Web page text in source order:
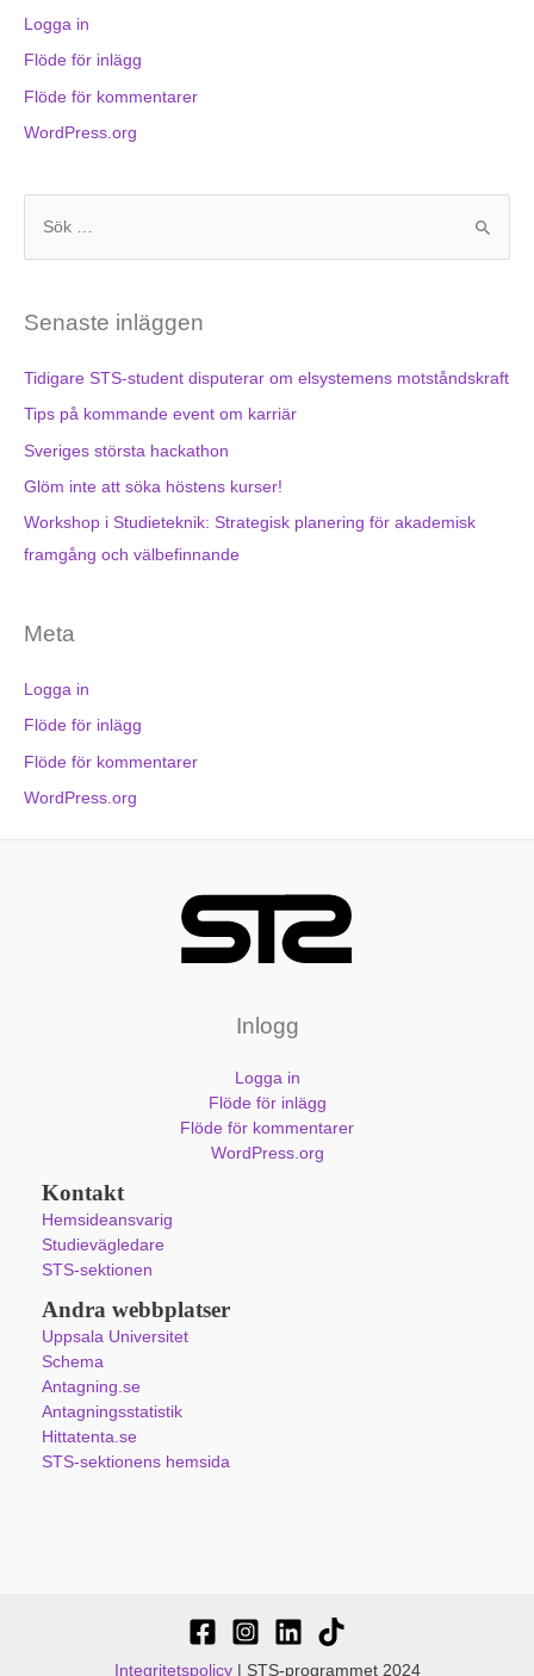
Logga in
Flöde för inlägg
Flöde för kommentarer
WordPress.org
ö
e
r
:
Senaste inläggen
Tidigare STS-student disputerar om elsystemens motståndskraft
Tips på kommande event om karriär
Sveriges största hackathon
Glöm inte att söka höstens kurser!
Workshop i Studieteknik: Strategisk planering för akademisk
framgång och välbefinnande
Meta
Logga in
Flöde för inlägg
Flöde för kommentarer
WordPress.org
Inlogg
Logga in
Flöde för inlägg
Flöde för kommentarer
WordPress.org
Kontakt
Hemsideansvarig
Studievägledare
STS-sektionen
Andra webbplatser
Uppsala Universitet
Schema
Antagning.se
Antagningsstatistik
Hittatenta.se
STS-sektionens hemsida
Integritetspolicy| STS-programmet 2024